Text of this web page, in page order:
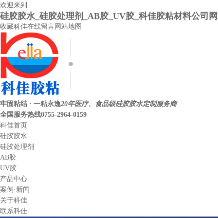
欢迎来到
硅胶胶水_硅胶处理剂_AB胶_UV胶_科佳胶粘材料公司
收藏科佳在线留言网站地图
牢固粘结 · 一粘永逸20年医疗、食品级硅胶胶水定制服务商
全国服务热线0755-2964-0159
科佳首页
硅胶胶水
硅胶处理剂
AB胶
UV胶
产品中心
案例·新闻
关于科佳
联系科佳